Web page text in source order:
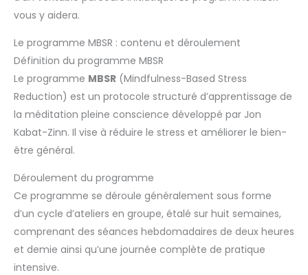
vous y aidera.
Le programme MBSR : contenu et déroulement
Définition du programme MBSR
Le programme MBSR (Mindfulness-Based Stress
Reduction) est un protocole structuré d’apprentissage de
la méditation pleine conscience développé par Jon
Kabat-Zinn. Il vise à réduire le stress et améliorer le bien-
être général.
Déroulement du programme
Ce programme se déroule généralement sous forme
d’un cycle d’ateliers en groupe, étalé sur huit semaines,
comprenant des séances hebdomadaires de deux heures
et demie ainsi qu’une journée complète de pratique
intensive.